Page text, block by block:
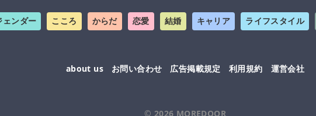
ェンダー こころ からだ 恋愛 結婚 キャリア ライフスタイル
about us お問い合わせ 広告掲載規定 利用規約 運営会社
© 2026 MOREDOOR